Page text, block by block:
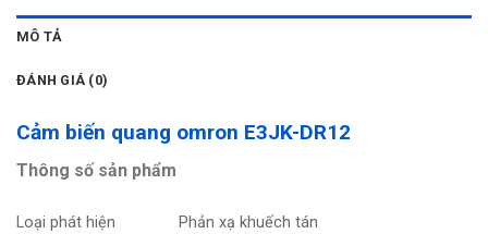
MÔ TẢ
ĐÁNH GIÁ (0)
Cảm biến quang omron E3JK-DR12
Thông số sản phẩm
Loại phát hiện
Phản xạ khuếch tán